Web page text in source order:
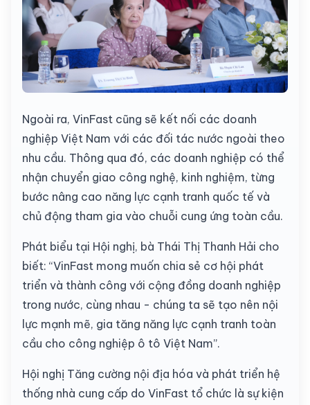
Ngoài ra, VinFast cũng sẽ kết nối các doanh
nghiệp Việt Nam với các đối tác nước ngoài theo
nhu cầu. Thông qua đó, các doanh nghiệp có thể
nhận chuyển giao công nghệ, kinh nghiệm, từng
bước nâng cao năng lực cạnh tranh quốc tế và
chủ động tham gia vào chuỗi cung ứng toàn cầu.
Phát biểu tại Hội nghị, bà Thái Thị Thanh Hải cho
biết: “VinFast mong muốn chia sẻ cơ hội phát
triển và thành công với cộng đồng doanh nghiệp
trong nước, cùng nhau - chúng ta sẽ tạo nên nội
lực mạnh mẽ, gia tăng năng lực cạnh tranh toàn
cầu cho công nghiệp ô tô Việt Nam”.
Hội nghị Tăng cường nội địa hóa và phát triển hệ
thống nhà cung cấp do VinFast tổ chức là sự kiện